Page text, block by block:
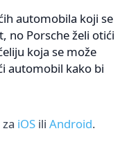
automobila koji se
no Porsche želi otići
koja se može
automobil kako bi
iOS ili Android.